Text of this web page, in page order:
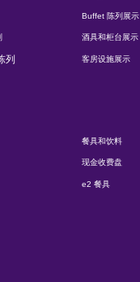
列
Buffet 陈列展示
酒具和柜台展示
客房设施展示
餐具和饮料
现金收费盘
e2 餐具